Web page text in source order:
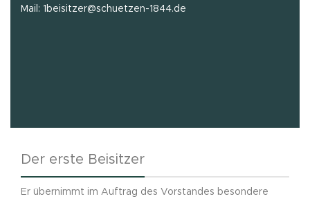
Mail: 1beisitzer@schuetzen-1844.de
Der erste Beisitzer
Er übernimmt im Auftrag des Vorstandes besondere